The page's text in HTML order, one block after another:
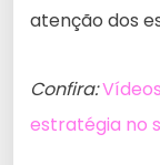
atenção dos
Confira:
estratégia no